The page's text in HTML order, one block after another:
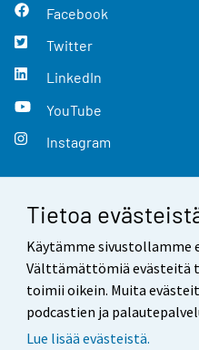
Tietoa
Käytämme sivustollamme
Välttämättömiä evästeitä
toimii oikein. Muita
podcastien ja
Lue lisää evästeistä.
Facebook
Twitter
LinkedIn
YouTube
Instagram
Yhteystiedot
Palaute
Käyttöehdot